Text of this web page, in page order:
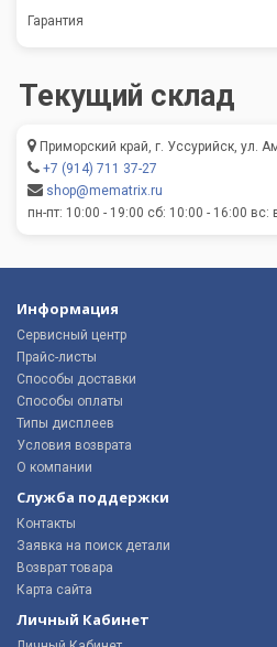
Гарантия
Текущий склад
Приморский край, г. Уссурийск, ул.
+7 (914) 711 37-27
shop@mematrix.ru
пн-пт: 10:00 - 19:00 сб: 10:00 - 16:00 вс:
Информация
Сервисный центр
Прайс-листы
Способы доставки
Способы оплаты
Типы дисплеев
Условия возврата
О компании
Служба поддержки
Контакты
Заявка на поиск детали
Возврат товара
Карта сайта
Личный Кабинет